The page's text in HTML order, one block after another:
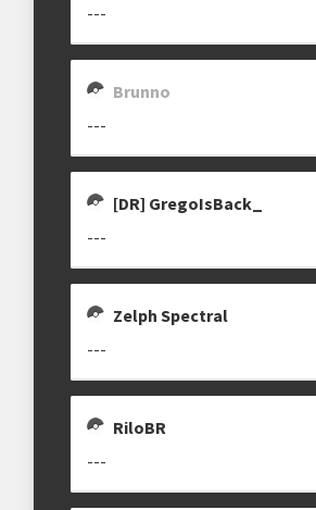
Etapa única
Maiores detalhes encontram-se na "
Categoria
---
Brunno
---
[DR] GregoIsBack_
---
Zelph Spectral
---
RiloBR
---